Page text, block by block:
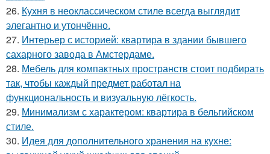
26. Кухня в неоклассическом стиле всегда выглядит
элегантно и утончённо.
27. Интерьер с историей: квартира в здании бывшего
сахарного завода в Амстердаме.
28. Мебель для компактных пространств стоит подбирать
так, чтобы каждый предмет работал на
функциональность и визуальную лёгкость.
29. Минимализм с характером: квартира в бельгийском
стиле.
30. Идея для дополнительного хранения на кухне: